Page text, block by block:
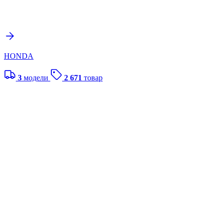
HONDA
3 модели 2 671 товар